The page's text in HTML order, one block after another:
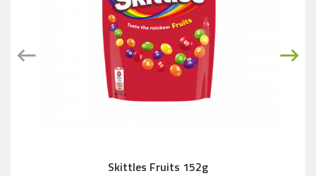
Skittles Fruits 152g